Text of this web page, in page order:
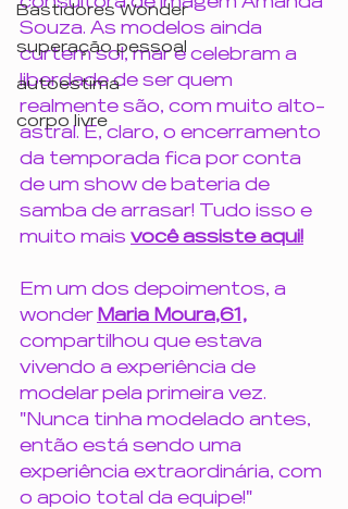
Bastidores Wonder
superação pessoal
autoestima
corpo livre
Souza. As modelos ainda
curtem sol, mar e celebram a
liberdade de ser quem
realmente são, com muito alto-
astral. E, claro, o encerramento
da temporada fica por conta
de um show de bateria de
samba de arrasar! Tudo isso e
muito mais você assiste aqui!
Em um dos depoimentos, a
wonder Maria Moura,61,
compartilhou que estava
vivendo a experiência de
modelar pela primeira vez.
"Nunca tinha modelado antes,
então está sendo uma
experiência extraordinária, com
o apoio total da equipe!"